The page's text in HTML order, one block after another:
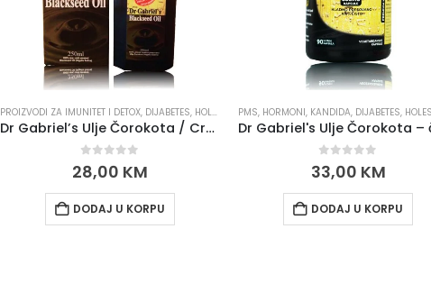
PROIZVODI ZA IMUNITET I DETOX, DIJABETES, HOLESTEROL, PRITISAK ,PMS, HORMONI, KANDIDA,
Dr Gabriel’s Ulje Čorokota / Crnog Kima / Blackseed Oil
0out of 5
28,00 KM
DODAJ U KORPU
PMS, HORMONI, KANDIDA, DIJABETES, HOLESTEROL,
0out of 5
33,00 KM
DODAJ U KORPU